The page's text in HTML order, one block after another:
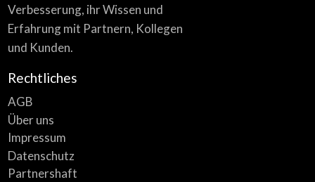
Verbesserung, ihr Wissen und
Erfahrung mit Partnern, Kollegen
und Kunden.
Rechtliches
AGB
Über uns
Impressum
Datenschutz
Partnershaft